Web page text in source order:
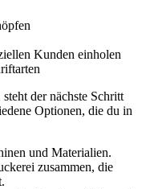
Kunden einholen
der nächste Schritt
Optionen, die ⁣du in
und Materialien.
zusammen,⁤ die